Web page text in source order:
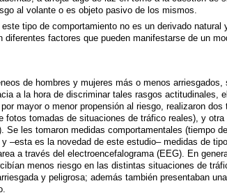
al volante o es objeto pasivo de los mismos.
tipo de comportamiento no es un derivado natural
diferentes factores que pueden manifestarse de un
de hombres y mujeres más o menos arriesgados,
a la hora de discriminar tales rasgos actitudinales,
mayor o menor propensión al riesgo, realizaron
fotos tomadas de situaciones de tráfico reales), y otra
Se les tomaron medidas comportamentales (tiempo
–esta es la novedad de este estudio– medidas de
a través del electroencefalograma (EEG). En
menos riesgo en las distintas situaciones de
y peligrosa; además también presentaban